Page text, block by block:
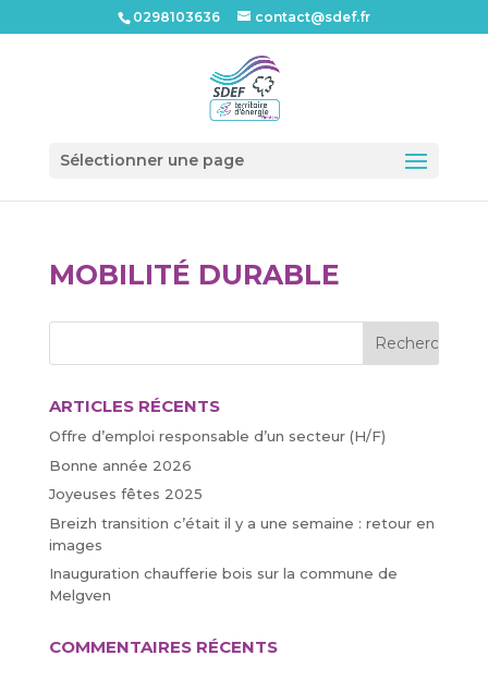
0298103636 contact@sdef.fr
Sélectionner une page
MOBILITÉ DURABLE
ARTICLES RÉCENTS
Offre d’emploi responsable d’un secteur (H/F)
Bonne année 2026
Joyeuses fêtes 2025
Breizh transition c’était il y a une semaine : retour en
images
Inauguration chaufferie bois sur la commune de
Melgven
COMMENTAIRES RÉCENTS